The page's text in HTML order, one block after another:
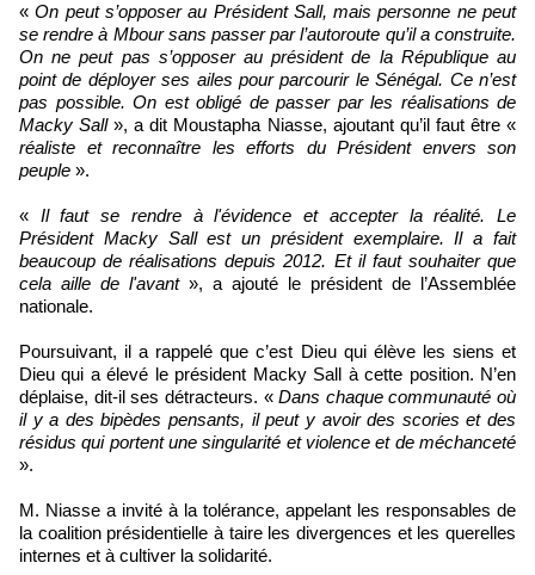
«On peut s’opposer au Président Sall, mais personne ne peut
se rendre à Mbour sans passer par l’autoroute qu’il a construite.
On ne peut pas s’opposer au président de la République au
point de déployer ses ailes pour parcourir le Sénégal. Ce n’est
pas possible. On est obligé de passer par les réalisations de
Macky Sall», a dit Moustapha Niasse, ajoutant qu’il faut être «
réaliste et reconnaître les efforts du Président envers son
peuple ».
« Il faut se rendre à l'évidence et accepter la réalité. Le
Président Macky Sall est un président exemplaire. Il a fait
beaucoup de réalisations depuis 2012. Et il faut souhaiter que
cela aille de l'avant», a ajouté le président de l’Assemblée
nationale.
Poursuivant, il a rappelé que c’est Dieu qui élève les siens et
Dieu qui a élevé le président Macky Sall à cette position. N’en
déplaise, dit-il ses détracteurs. «Dans chaque communauté où
il y a des bipèdes pensants, il peut y avoir des scories et des
résidus qui portent une singularité et violence et de méchanceté
».
M. Niasse a invité à la tolérance, appelant les responsables de
la coalition présidentielle à taire les divergences et les querelles
internes et à cultiver la solidarité.